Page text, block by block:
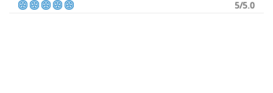
5/5.0